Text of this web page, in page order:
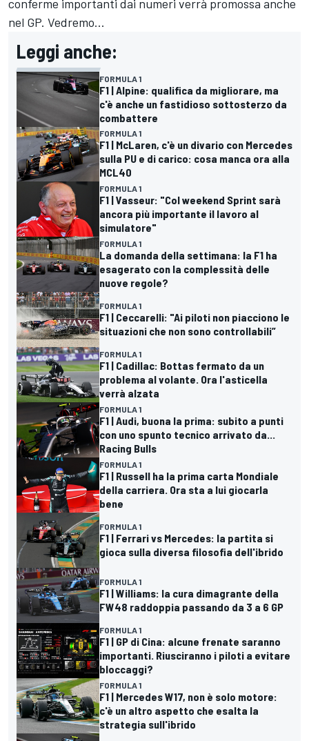
conferme importanti dai numeri verrà promossa anche
nel GP. Vedremo...
Leggi anche:
FORMULA 1
F1 | Alpine: qualifica da migliorare, ma
c'è anche un fastidioso sottosterzo da
combattere
FORMULA 1
F1 | McLaren, c'è un divario con Mercedes
sulla PU e di carico: cosa manca ora alla
MCL40
FORMULA 1
F1 | Vasseur: "Col weekend Sprint sarà
ancora più importante il lavoro al
simulatore"
FORMULA 1
La domanda della settimana: la F1 ha
esagerato con la complessità delle
nuove regole?
FORMULA 1
F1 | Ceccarelli: "Ai piloti non piacciono le
situazioni che non sono controllabili”
FORMULA 1
F1 | Cadillac: Bottas fermato da un
problema al volante. Ora l'asticella
verrà alzata
FORMULA 1
F1 | Audi, buona la prima: subito a punti
con uno spunto tecnico arrivato da...
Racing Bulls
FORMULA 1
F1 | Russell ha la prima carta Mondiale
della carriera. Ora sta a lui giocarla
bene
FORMULA 1
F1 | Ferrari vs Mercedes: la partita si
gioca sulla diversa filosofia dell'ibrido
FORMULA 1
F1 | Williams: la cura dimagrante della
FW48 raddoppia passando da 3 a 6 GP
FORMULA 1
F1 | GP di Cina: alcune frenate saranno
importanti. Riusciranno i piloti a evitare
bloccaggi?
FORMULA 1
F1 | Mercedes W17, non è solo motore:
c'è un altro aspetto che esalta la
strategia sull'ibrido